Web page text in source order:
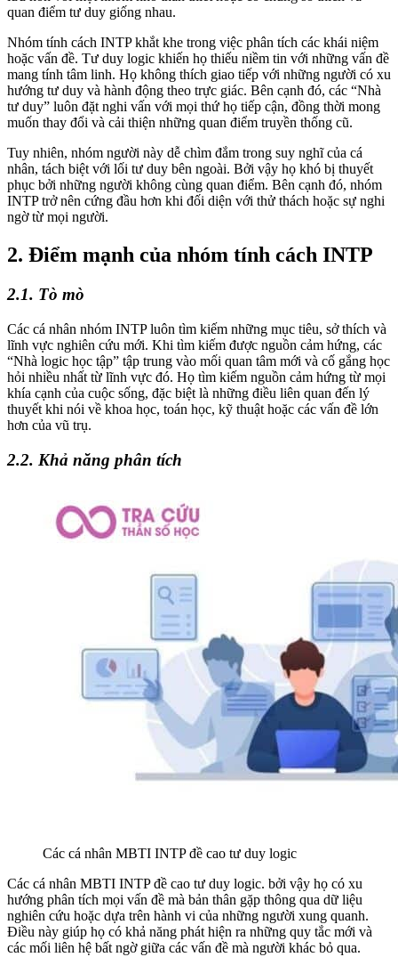
quan điểm tư duy giống nhau.
Nhóm tính cách INTP khắt khe trong việc phân tích các khái niệm
hoặc vấn đề. Tư duy logic khiến họ thiếu niềm tin với những vấn đề
mang tính tâm linh. Họ không thích giao tiếp với những người có xu
hướng tư duy và hành động theo trực giác. Bên cạnh đó, các “Nhà
tư duy” luôn đặt nghi vấn với mọi thứ họ tiếp cận, đồng thời mong
muốn thay đổi và cải thiện những quan điểm truyền thống cũ.
Tuy nhiên, nhóm người này dễ chìm đắm trong suy nghĩ của cá
nhân, tách biệt với lối tư duy bên ngoài. Bởi vậy họ khó bị thuyết
phục bởi những người không cùng quan điểm. Bên cạnh đó, nhóm
INTP trở nên cứng đầu hơn khi đối diện với thử thách hoặc sự nghi
ngờ từ mọi người.
2. Điểm mạnh của nhóm tính cách INTP
2.1. Tò mò
Các cá nhân nhóm INTP luôn tìm kiếm những mục tiêu, sở thích và
lĩnh vực nghiên cứu mới. Khi tìm kiếm được nguồn cảm hứng, các
“Nhà logic học tập” tập trung vào mối quan tâm mới và cố gắng học
hỏi nhiều nhất từ lĩnh vực đó. Họ tìm kiếm nguồn cảm hứng từ mọi
khía cạnh của cuộc sống, đặc biệt là những điều liên quan đến lý
thuyết khi nói về khoa học, toán học, kỹ thuật hoặc các vấn đề lớn
hơn của vũ trụ.
2.2. Khả năng phân tích
Các cá nhân MBTI INTP đề cao tư duy logic
Các cá nhân MBTI INTP đề cao tư duy logic. bởi vậy họ có xu
hướng phân tích mọi vấn đề mà bản thân gặp thông qua dữ liệu
nghiên cứu hoặc dựa trên hành vi của những người xung quanh.
Điều này giúp họ có khả năng phát hiện ra những quy tắc mới và
các mối liên hệ bất ngờ giữa các vấn đề mà người khác bỏ qua.